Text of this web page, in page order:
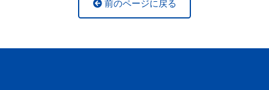
前のページに戻る